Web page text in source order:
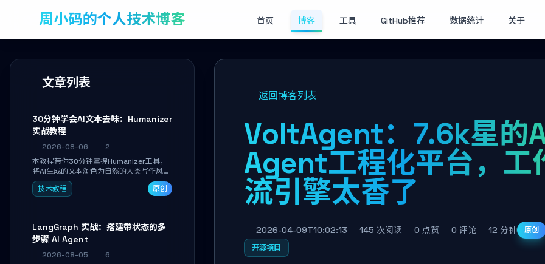
周小码的个人技术博客 首页 博客 工具 GitHub推荐 数据统计 关于
文章列表
30分钟学会AI文本去味：Humanizer
实战教程
2026-08-06
2
本教程带你30分钟掌握Humanizer工具，
将AI生成的文本润色为自然的人类写作风
格。通过安装配置、实战示例和语音校准，
让你的内容告别AI痕迹，匹配个人写作习
技术教程 原创
LangGraph 实战：搭建带状态的多
步骤 AI Agent
2026-08-05
6
返回博客列表
VoltAgent：7.6k星的
Agent工程化平台，工
流引擎太香了
2026-04-09T10:02:13 145 次阅读 0 点赞 0 评论 12 分钟
原创
开源项目